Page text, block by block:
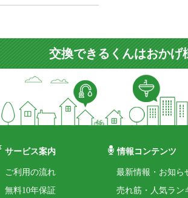
交換できるくんはおかげ
サービス案内
ご利用の流れ
無料10年保証
情報コンテンツ
最新情報・お知ら
売れ筋・人気ラン